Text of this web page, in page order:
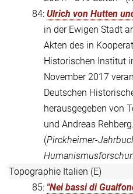
84: Ulrich von Hutten
in der Ewigen Stadt
Akten des in
Historischen Institut
November 2017
Deutschen
herausgegeben von
und Andreas
(Pirckheimer-
Topographie Italien (E)
85: "Nei bassi di